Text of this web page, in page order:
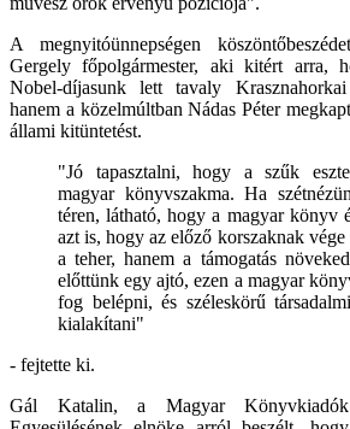
A megnyitóünnepségen
Gergely főpolgármester, aki kitért arra,
Nobel-díjasunk lett tavaly
hanem a közelmúltban Nádas Péter
állami kitüntetést.
"Jó tapasztalni, hogy a szűk
magyar könyvszakma. Ha
téren, látható, hogy a magyar könyv
azt is, hogy az előző korszaknak vége
a teher, hanem a támogatás
előttünk egy ajtó, ezen a magyar
fog belépni, és széleskörű
kialakítani"
- fejtette ki.
Gál Katalin, a Magyar